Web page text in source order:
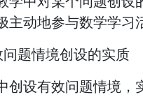
动地参与数学学习
题情境创设的实质
创设有效问题情境，